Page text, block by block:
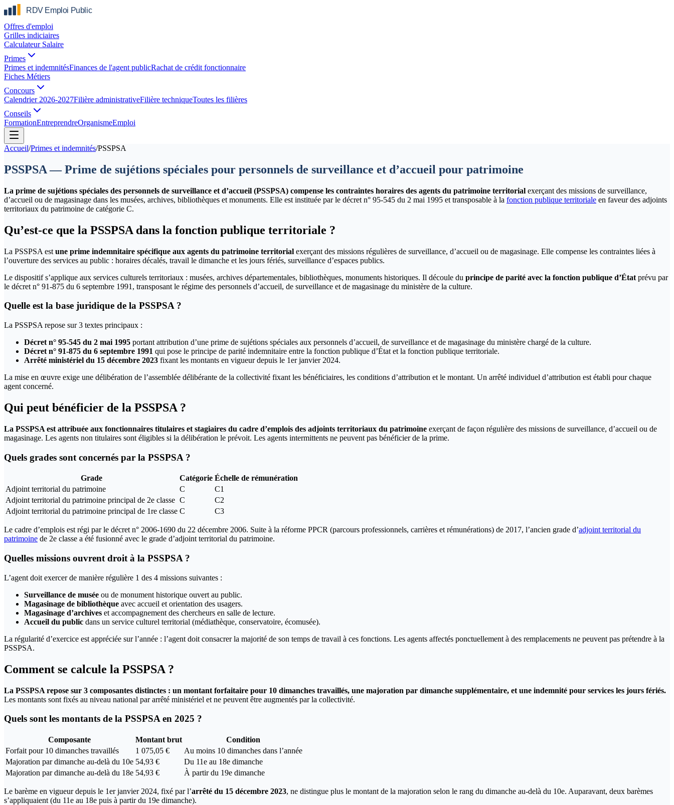
Offres d'emploi
Grilles indiciaires
Calculateur Salaire
Primes
Primes et indemnitésFinances de l'agent publicRachat de crédit fonctionnaire
Fiches Métiers
Concours
Calendrier 2026-2027Filière administrativeFilière techniqueToutes les filières
Conseils
FormationEntreprendreOrganismeEmploi
Accueil/Primes et indemnités/PSSPSA
PSSPSA — Prime de sujétions spéciales pour personnels de surveillance et d’accueil pour patrimoine
La prime de sujétions spéciales des personnels de surveillance et d’accueil (PSSPSA) compense les contraintes horaires des agents du patrimoine territorial exerçant des missions de surveillance,
d’accueil ou de magasinage dans les musées, archives, bibliothèques et monuments. Elle est instituée par le décret n° 95-545 du 2 mai 1995 et transposable à la fonction publique territoriale en faveur des adjoints
territoriaux du patrimoine de catégorie C.
Qu’est-ce que la PSSPSA dans la fonction publique territoriale ?
La PSSPSA est une prime indemnitaire spécifique aux agents du patrimoine territorial exerçant des missions régulières de surveillance, d’accueil ou de magasinage. Elle compense les contraintes liées à
l’ouverture des services au public : horaires décalés, travail le dimanche et les jours fériés, surveillance d’espaces publics.
Le dispositif s’applique aux services culturels territoriaux : musées, archives départementales, bibliothèques, monuments historiques. Il découle du principe de parité avec la fonction publique d’État prévu par
le décret n° 91-875 du 6 septembre 1991, transposant le régime des personnels d’accueil, de surveillance et de magasinage du ministère de la culture.
Quelle est la base juridique de la PSSPSA ?
La PSSPSA repose sur 3 textes principaux :
Décret n° 95-545 du 2 mai 1995 portant attribution d’une prime de sujétions spéciales aux personnels d’accueil, de surveillance et de magasinage du ministère chargé de la culture.
Décret n° 91-875 du 6 septembre 1991 qui pose le principe de parité indemnitaire entre la fonction publique d’État et la fonction publique territoriale.
Arrêté ministériel du 15 décembre 2023 fixant les montants en vigueur depuis le 1er janvier 2024.
La mise en œuvre exige une délibération de l’assemblée délibérante de la collectivité fixant les bénéficiaires, les conditions d’attribution et le montant. Un arrêté individuel d’attribution est établi pour chaque
agent concerné.
Qui peut bénéficier de la PSSPSA ?
La PSSPSA est attribuée aux fonctionnaires titulaires et stagiaires du cadre d’emplois des adjoints territoriaux du patrimoine exerçant de façon régulière des missions de surveillance, d’accueil ou de
magasinage. Les agents non titulaires sont éligibles si la délibération le prévoit. Les agents intermittents ne peuvent pas bénéficier de la prime.
Quels grades sont concernés par la PSSPSA ?
Grade Catégorie Échelle de rémunération
Adjoint territorial du patrimoine
C
C1
Adjoint territorial du patrimoine principal de 2e classe C
C2
Adjoint territorial du patrimoine principal de 1re classe C C3
Le cadre d’emplois est régi par le décret n° 2006-1690 du 22 décembre 2006. Suite à la réforme PPCR (parcours professionnels, carrières et rémunérations) de 2017, l’ancien grade d’adjoint territorial du
patrimoine de 2e classe a été fusionné avec le grade d’adjoint territorial du patrimoine.
Quelles missions ouvrent droit à la PSSPSA ?
L’agent doit exercer de manière régulière 1 des 4 missions suivantes :
Surveillance de musée ou de monument historique ouvert au public.
Magasinage de bibliothèque avec accueil et orientation des usagers.
Magasinage d’archives et accompagnement des chercheurs en salle de lecture.
Accueil du public dans un service culturel territorial (médiathèque, conservatoire, écomusée).
La régularité d’exercice est appréciée sur l’année : l’agent doit consacrer la majorité de son temps de travail à ces fonctions. Les agents affectés ponctuellement à des remplacements ne peuvent pas prétendre à la
PSSPSA.
Comment se calcule la PSSPSA ?
La PSSPSA repose sur 3 composantes distinctes : un montant forfaitaire pour 10 dimanches travaillés, une majoration par dimanche supplémentaire, et une indemnité pour services les jours fériés.
Les montants sont fixés au niveau national par arrêté ministériel et ne peuvent être augmentés par la collectivité.
Quels sont les montants de la PSSPSA en 2025 ?
Composante Montant brut
Condition
Forfait pour 10 dimanches travaillés
1 075,05 €
Au moins 10 dimanches dans l’année
Majoration par dimanche au-delà du 10e 54,93 €
Du 11e au 18e dimanche
Majoration par dimanche au-delà du 18e 54,93 € À partir du 19e dimanche
Le barème en vigueur depuis le 1er janvier 2024, fixé par l’arrêté du 15 décembre 2023, ne distingue plus le montant de la majoration selon le rang du dimanche au-delà du 10e. Auparavant, deux barèmes
s’appliquaient (du 11e au 18e puis à partir du 19e dimanche).